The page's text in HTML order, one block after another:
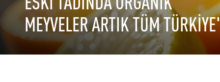
MEYVELER ARTIK TÜM